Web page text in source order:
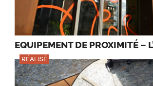
EQUIPEMENT DE PROXIMITÉ –
RÉALISÉ